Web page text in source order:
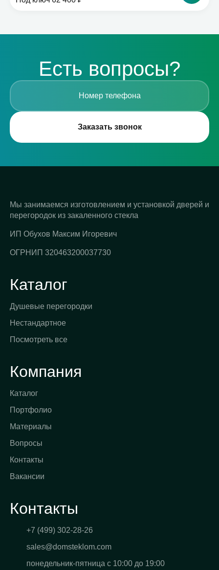
Есть вопросы?
Заказать звонок
Мы занимаемся изготовлением и установкой дверей и
перегородок из закаленного стекла
ИП Обухов Максим Игоревич
ОГРНИП 320463200037730
Каталог
Душевые перегородки
Нестандартное
Посмотреть все
Компания
Каталог
Портфолио
Материалы
Вопросы
Контакты
Вакансии
Контакты
+7 (499) 302-28-26
sales@domsteklom.com
понедельник-пятница с 10:00 до 19:00